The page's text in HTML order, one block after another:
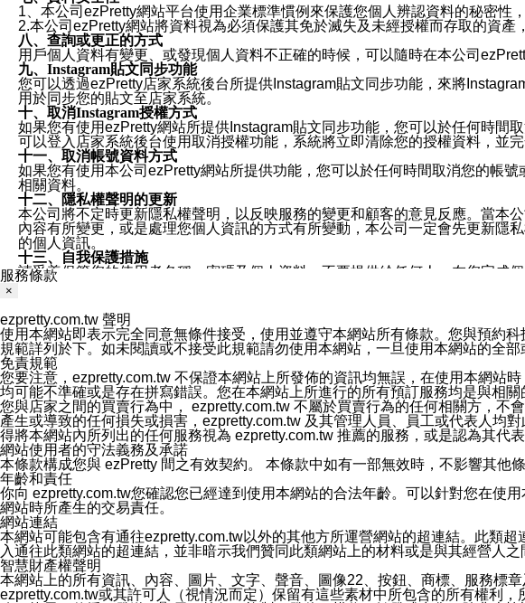
1、本公司ezPretty網站平台使用企業標準慣例來保護您個人辨認資料的秘密
2.本公司ezPretty網站將資料視為必須保護其免於滅失及未經授權而存取的資
八、查詢或更正的方式
用戶個人資料有變更、或發現個人資料不正確的時候，可以隨時在本公司
九、Instagram貼文同步功能
您可以透過ezPretty店家系統後台所提供Instagram貼文同步功能，來將
用於同步您的貼文至店家系統。
十、取消Instagram授權方式
如果您有使用ezPretty網站所提供Instagram貼文同步功能，您可以於任何時間
可以登入店家系統後台使用取消授權功能，系統將立即清除您的授權資料，並
十一、取消帳號資料方式
如果您有使用本公司ezPretty網站所提供功能，您可以於任何時間取消您的帳
相關資料。
十二、隱私權聲明的更新
本公司將不定時更新隱私權聲明，以反映服務的變更和顧客的意見反應。當本
內容有所變更，或是處理您個人資訊的方式有所變動，本公司一定會先更新隱
的個人資訊。
十三、自我保護措施
請妥善保管您的使用者名稱、密碼及個人資料，不要提供給任何人。在您完成
窗，以防止他人讀取您的個人資料、信件或進入所機關管理區。
您同意本公司網站，透過您所提供的郵件地址與您取得聯絡並傳送或宣傳本網
停止接收這些資料或電子郵件。
十五、訊息通知
本公司/本服務將以通知型訊息傳送重要訊息給您。即使未加入本公司/本服務好
本公司/本服務傳送之通知型訊息以對您有效且重要的訊息為限，以廣告或其
1.LINE 帳號設定的電話號碼與本公司/本服務所傳來的電話號碼比對相符。
2.該 LINE 帳號已在 LINE APP 設定中，同意接收通知型訊息。
3.LINE 帳號未封鎖傳送訊息之 LINE 官方帳號。
欲變更通知型訊息的設定，操作如下：
1.點選「主頁」＞「設定」
2.點選「隱私設定」
3.點選「提供使用資料」
4.點選「LINE通知型訊息」
5.開關「接收LINE通知型訊息」
❗️關閉「接收通知型訊息」後，將不會接收到來自任何企業官方帳號或認證官方
服務條款
×
ezpretty.com.tw 聲明
使用本網站即表示完全同意無條件接受，使用並遵守本網站所有條款。您與預約
規範詳列於下。如未閱讀或不接受此規範請勿使用本網站，一旦使用本網站的全
免責規範
您要注意，ezpretty.com.tw 不保證本網站上所發佈的資訊均無誤，在使用本網站
均可能不準確或是存在拼寫錯誤。您在本網站上所進行的所有預訂服務均是與相
您與店家之間的買賣行為中， ezpretty.com.tw 不屬於買賣行為的任何相關方，
產生或導致的任何損失或損害，ezpretty.com.tw 及其管理人員、員工或代表人均
得將本網站內所列出的任何服務視為 ezpretty.com.tw 推薦的服務，或是認為其代
網站使用者的守法義務及承諾
本條款構成您與 ezPretty 間之有效契約。 本條款中如有一部無效時，不影響其他
年齡和責任
你向 ezpretty.com.tw您確認您已經達到使用本網站的合法年齡。可以針對您在使
網站時所產生的交易責任。
網站連結
本網站可能包含有通往ezpretty.com.tw以外的其他方所運營網站的超連結。此類
入通往此類網站的超連結，並非暗示我們贊同此類網站上的材料或是與其經營人之
智慧財產權聲明
本網站上的所有資訊、內容、圖片、文字、聲音、圖像22、按鈕、商標、服務標
ezpretty.com.tw或其許可人（視情況而定）保留有這些素材中所包含的所有權利